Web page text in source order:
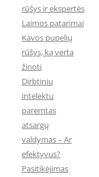
rūšys ir ekspertės
Laimos patarimai
Kavos pupelių
rūšys, ką verta
žinoti
Dirbtiniu
intelektu
paremtas
atsargų
valdymas – Ar
efektyvus?
Pasitikėjimas